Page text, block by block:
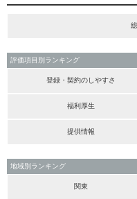
評価項目別ランキング
登録・契約のしやすさ
福利厚生
提供情報
地域別ランキング
関東